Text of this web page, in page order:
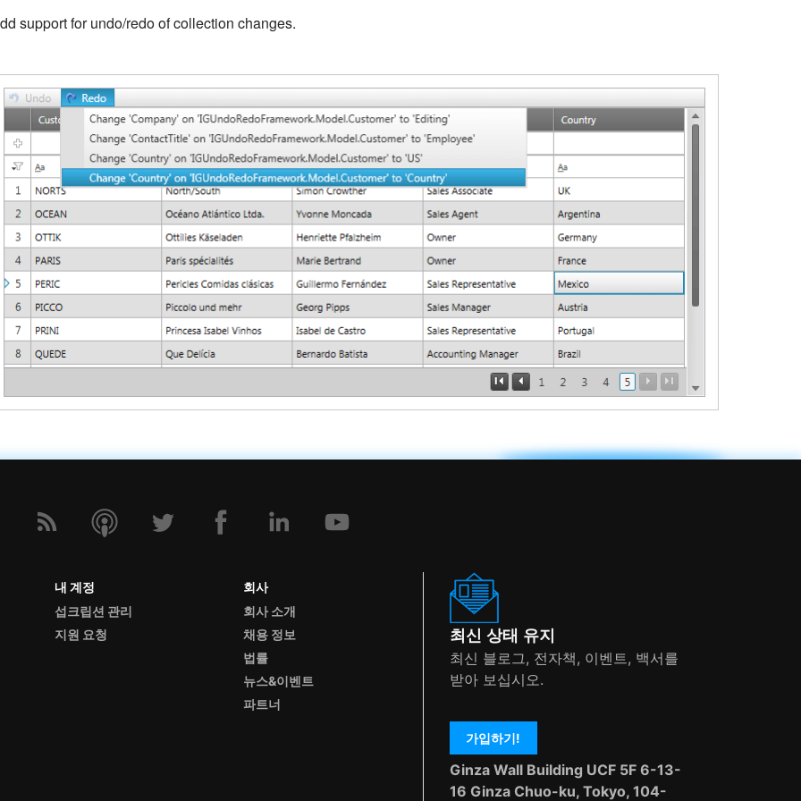
support for undo/redo of collection changes.
내 계정
섭크립션 관리
지원 요청
회사
회사 소개
채용 정보
법률
뉴스&이벤트
파트너
최신 상태 유지
최신 블로그, 전자책, 이벤트, 백서를
받아 보십시오.
가입하기!
Ginza Wall Building UCF 5F 6-13-
16 Ginza Chuo-ku, Tokyo, 104-